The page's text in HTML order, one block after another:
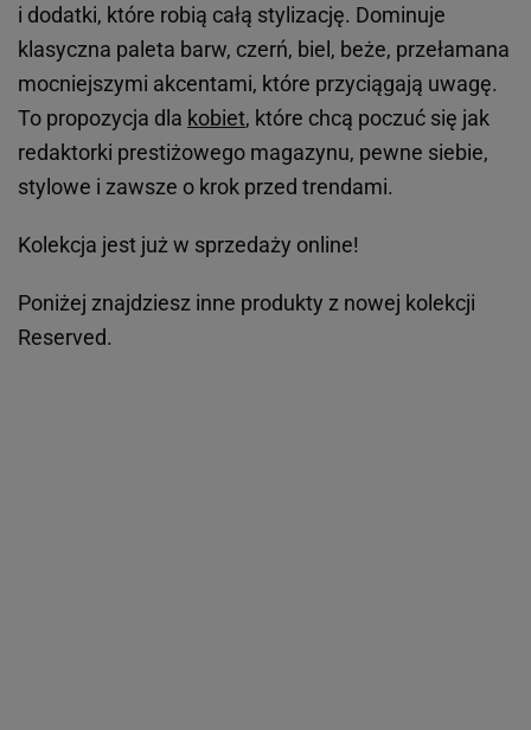
i dodatki, które robią całą stylizację. Dominuje
klasyczna paleta barw, czerń, biel, beże, przełamana
mocniejszymi akcentami, które przyciągają uwagę.
To propozycja dla kobiet, które chcą poczuć się jak
redaktorki prestiżowego magazynu, pewne siebie,
stylowe i zawsze o krok przed trendami.
Kolekcja jest już w sprzedaży online!
Poniżej znajdziesz inne produkty z nowej kolekcji
Reserved.